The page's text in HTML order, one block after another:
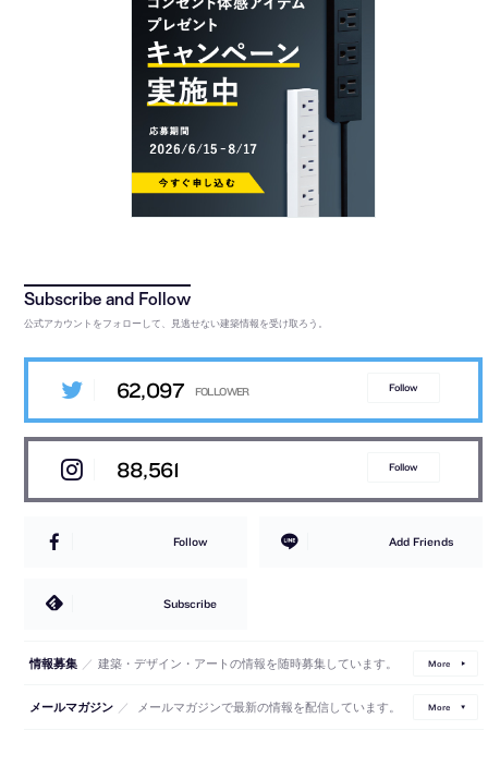
公式アカウントをフォローして、見逃せない建築情報を受け取ろう。
62,097 Follow
88,561 Follow
Follow Add Friends
Subscribe
情報募集 ／ 建築・デザイン・アートの情報を随時募集しています。 More
メールマガジン ／ メールマガジンで最新の情報を配信しています。 More